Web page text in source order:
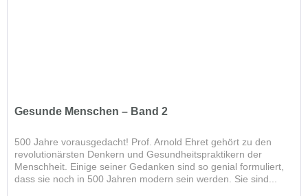
Gesunde Menschen – Band 2
500 Jahre vorausgedacht! Prof. Arnold Ehret gehört zu den
revolutionärsten Denkern und Gesundheitspraktikern der
Menschheit. Einige seiner Gedanken sind so genial formuliert,
dass sie noch in 500 Jahren modern sein werden. Sie sind...